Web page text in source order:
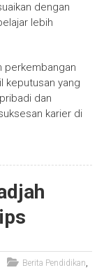
dengan
lebih
perkembangan
keputusan yang
dan
karier di
Berita Pendidikan,